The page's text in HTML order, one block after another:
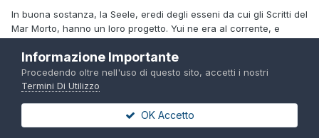
In buona sostanza, la Seele, eredi degli esseni da cui gli Scritti del
Mar Morto, hanno un loro progetto. Yui ne era al corrente, e
aveva un'altra idea. Gendou fa il triplo gioco e ha un progetto
tutto suo. Tutto ruota intorno al concetto di evoluzione artificale
dell'umanità, attuata tramite il Progetto-E, il Progetto-Adam e il
Progetto per il Completamento dell'Uomo, ossia un Third Impact
Informazione Importante
Procedendo oltre nell'uso di questo sito, accetti i nostri
Termini Di Utilizzo
OK Accetto